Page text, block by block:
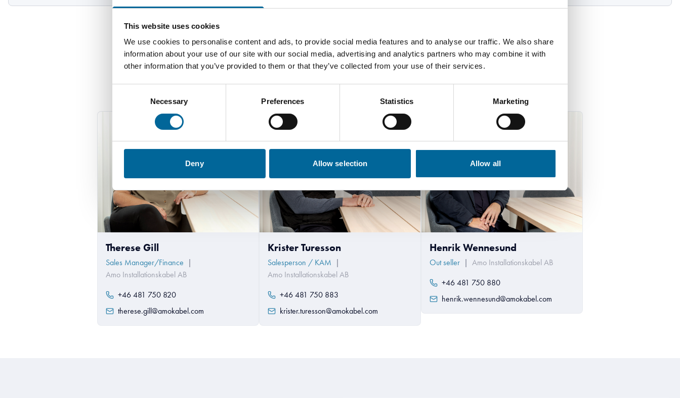
This website uses cookies
We use cookies to personalise content and ads, to provide social media features and to analyse our traffic. We also share
information about your use of our site with our social media, advertising and analytics partners who may combine it with
other information that you’ve provided to them or that they’ve collected from your use of their services.
Necessary Preferences Statistics Marketing
Deny Allow selection Allow all
Contacta con nuestros especialistas
Therese Gill
Sales Manager/Finance
|
Amo Installationskabel AB
+46 481 750 820
therese.gill@amokabel.com
Krister Turesson
Salesperson / KAM
|
Amo Installationskabel AB
+46 481 750 883
krister.turesson@amokabel.com
Henrik Wennesund
Out seller | Amo Installationskabel AB
+46 481 750 880
henrik.wennesund@amokabel.com